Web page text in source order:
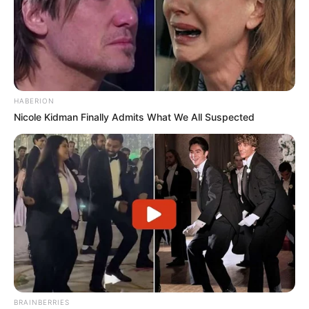
A artista balançou a cabeça (em tom de reprovação), enquanto
algumas pessoas da multidão a aplaudiam. "Eu não gosto disso.
De forma alguma. Estamos aqui para ouvir música country esta
noite", acrescentou ela, gesticulando para que elas desligassem
seus celulares. Embora alguns tenham aplaudido Miranda, outros
saíram do show dizendo que isso não se fazia com fãs.
um comportamento muito normal em um show, alegando que,
como os fãs pagaram ingresso, eles deveriam ter permissão para
tirar algumas fotos - e eternizar aquele momento.
James Corden
HABERION
Nicole Kidman Finally Admits What We All Suspected
BRAINBERRIES